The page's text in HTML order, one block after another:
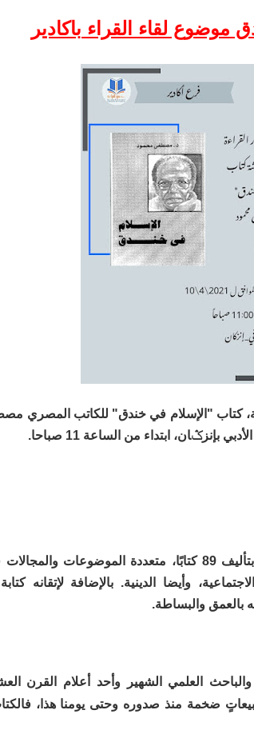
موضوع لقاء القراء باكادير
كتاب "الإسلام في خندق" للكاتب المصري
كتابًا
، متعددة الموضوعات والمجالات
وأيضا الدينية. بالإضافة لإتقانه
بالعمق والبساطة.
العلمي الشهير وأحد أعلام القرن
ضخمة منذ صدوره وحتى يومنا هذا،